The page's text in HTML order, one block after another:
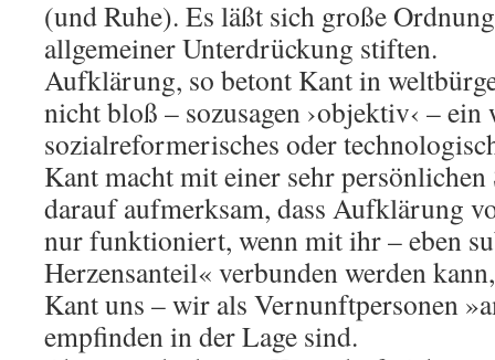
(und Ruhe). Es läßt sich große
allgemeiner Unterdrückung stiften.
Aufklärung, so betont Kant in
nicht bloß – sozusagen ›objektiv‹ – ein
sozialreformerisches oder
Kant macht mit einer sehr persönlichen
darauf aufmerksam, dass Aufklärung
nur funktioniert, wenn mit ihr – eben
Herzensanteil« verbunden werden
Kant uns – wir als Vernunftpersonen
empfinden in der Lage sind.